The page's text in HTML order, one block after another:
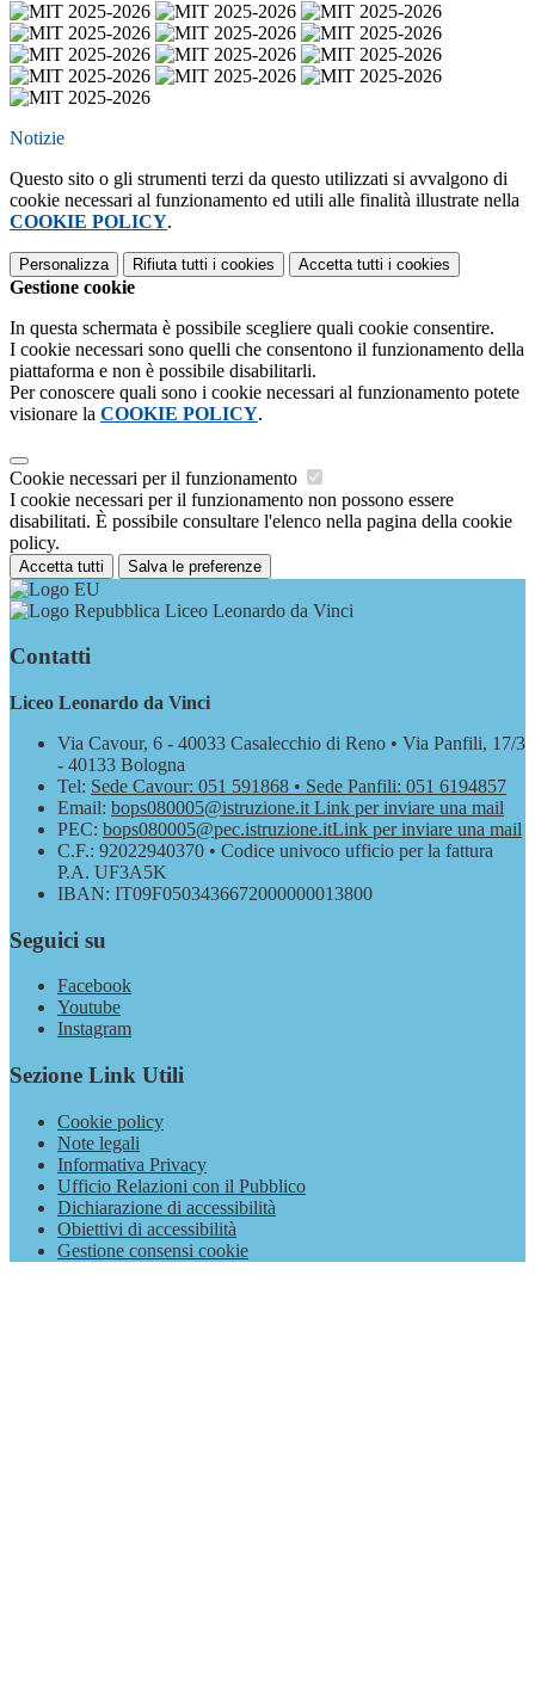
Notizie
Questo sito o gli strumenti terzi da questo utilizzati si avvalgono di
cookie necessari al funzionamento ed utili alle finalità illustrate nella
COOKIE POLICY.
Personalizza Rifiuta tutti i cookies Accetta tutti i cookies
Gestione cookie
In questa schermata è possibile scegliere quali cookie consentire.
I cookie necessari sono quelli che consentono il funzionamento della
piattaforma e non è possibile disabilitarli.
Per conoscere quali sono i cookie necessari al funzionamento potete
visionare la COOKIE POLICY.
Cookie necessari per il funzionamento
I cookie necessari per il funzionamento non possono essere
disabilitati. È possibile consultare l'elenco nella pagina della cookie
policy.
Accetta tutti Salva le preferenze
Liceo Leonardo da Vinci
Contatti
Liceo Leonardo da Vinci
Via Cavour, 6 - 40033 Casalecchio di Reno • Via Panfili, 17/3
- 40133 Bologna
Tel: Sede Cavour: 051 591868 • Sede Panfili: 051 6194857
Email: bops080005@istruzione.it Link per inviare una mail
PEC: bops080005@pec.istruzione.itLink per inviare una mail
C.F.: 92022940370 • Codice univoco ufficio per la fattura
P.A. UF3A5K
IBAN: IT09F0503436672000000013800
Seguici su
Facebook
Youtube
Instagram
Sezione Link Utili
Cookie policy
Note legali
Informativa Privacy
Ufficio Relazioni con il Pubblico
Dichiarazione di accessibilità
Obiettivi di accessibilità
Gestione consensi cookie